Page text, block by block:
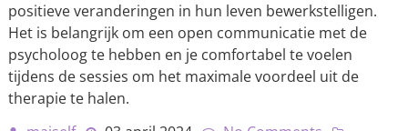
positieve veranderingen in hun leven bewerkstelligen.
Het is belangrijk om een open communicatie met de
psycholoog te hebben en je comfortabel te voelen
tijdens de sessies om het maximale voordeel uit de
therapie te halen.